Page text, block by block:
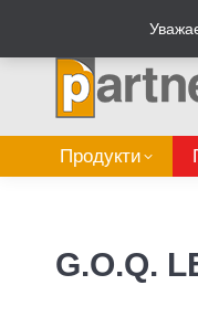
Продукти
G.O.Q.